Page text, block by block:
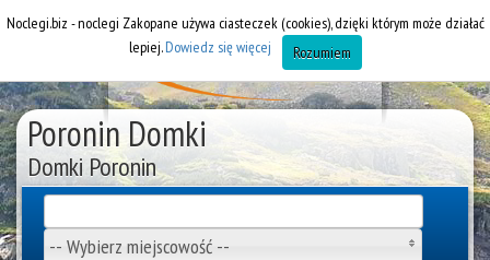
Poronin Domki
Domki Poronin
-- Wybierz miejscowość --
Noclegi.biz - noclegi Zakopane używa ciasteczek (cookies), dzięki którym może działać
lepiej.Dowiedz się więcej Rozumiem